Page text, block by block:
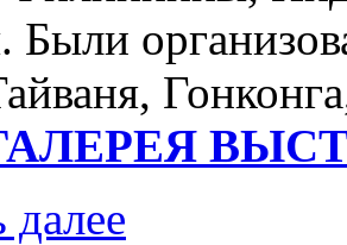
Были
далее